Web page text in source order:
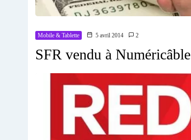
Mobile & Tablette 5 avril 2014 2
SFR vendu à Numéricâble